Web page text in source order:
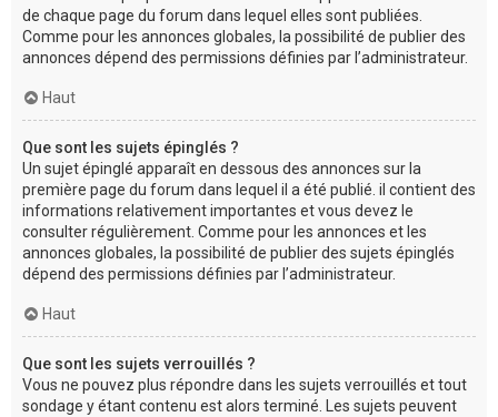
de chaque page du forum dans lequel elles sont publiées.
Comme pour les annonces globales, la possibilité de publier des
annonces dépend des permissions définies par l’administrateur.
Haut
Que sont les sujets épinglés ?
Un sujet épinglé apparaît en dessous des annonces sur la
première page du forum dans lequel il a été publié. il contient des
informations relativement importantes et vous devez le
consulter régulièrement. Comme pour les annonces et les
annonces globales, la possibilité de publier des sujets épinglés
dépend des permissions définies par l’administrateur.
Haut
Que sont les sujets verrouillés ?
Vous ne pouvez plus répondre dans les sujets verrouillés et tout
sondage y étant contenu est alors terminé. Les sujets peuvent